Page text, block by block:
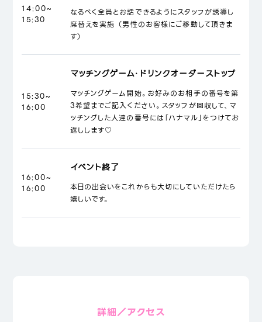
14:00~
15:30
なるべく全員とお話できるようにスタッフが誘導し
席替えを実施 （男性のお客様にご移動して頂きま
す）
15:30~
16:00
マッチングゲーム・ドリンクオーダーストップ
マッチングゲーム開始。お好みのお相手の番号を第
3希望までご記入ください。スタッフが回収して、マ
ッチングした人達の番号には「ハナマル」をつけてお
返しします♡
16:00~
16:00
イベント終了
本日の出会いをこれからも大切にしていただけたら
嬉しいです。
詳細／アクセス